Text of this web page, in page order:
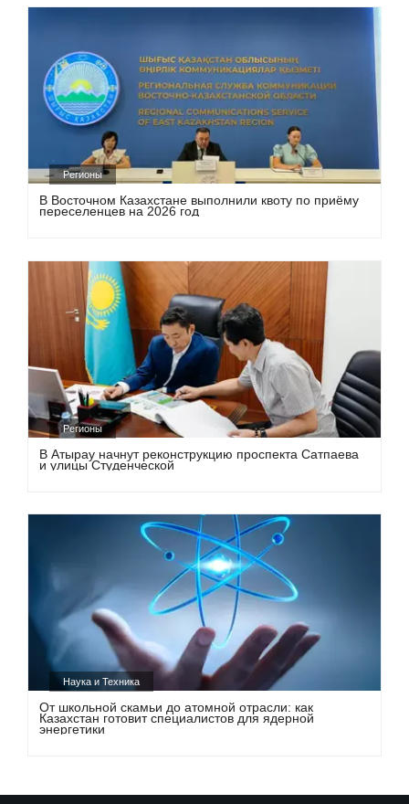
Регионы
В Восточном Казахстане выполнили квоту по приёму
переселенцев на 2026 год
Регионы
В Атырау начнут реконструкцию проспекта Сатпаева
и улицы Студенческой
Наука и Техника
От школьной скамьи до атомной отрасли: как
Казахстан готовит специалистов для ядерной
энергетики